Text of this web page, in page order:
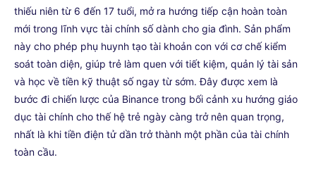
thiếu niên từ 6 đến 17 tuổi, mở ra hướng tiếp cận hoàn toàn
mới trong lĩnh vực tài chính số dành cho gia đình. Sản phẩm
này cho phép phụ huynh tạo tài khoản con với cơ chế kiểm
soát toàn diện, giúp trẻ làm quen với tiết kiệm, quản lý tài sản
và học về tiền kỹ thuật số ngay từ sớm. Đây được xem là
bước đi chiến lược của Binance trong bối cảnh xu hướng giáo
dục tài chính cho thế hệ trẻ ngày càng trở nên quan trọng,
nhất là khi tiền điện tử dần trở thành một phần của tài chính
toàn cầu.